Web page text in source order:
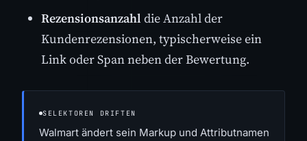
Rezensionsanzahl die Anzahl der
Kundenrezensionen, typischerweise ein
Link oder Span neben der Bewertung.
SELEKTOREN DRIFTEN
Walmart ändert sein Markup und Attributnamen